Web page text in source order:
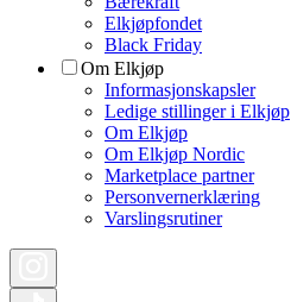
Elkjøpfondet
Black Friday
Om Elkjøp
Informasjonskapsler
Ledige stillinger i Elkjøp
Om Elkjøp
Om Elkjøp Nordic
Marketplace partner
Personvernerklæring
Varslingsrutiner